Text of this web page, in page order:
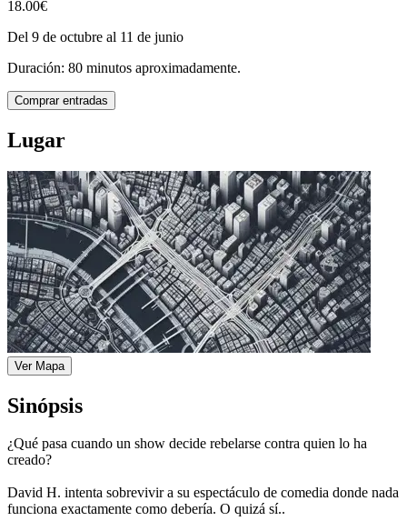
18.00€
Del 9 de octubre al 11 de junio
Duración: 80 minutos aproximadamente.
Comprar entradas
Lugar
Ver Mapa
Sinópsis
¿Qué pasa cuando un show decide rebelarse contra quien lo ha
creado?
David H. intenta sobrevivir a su espectáculo de comedia donde nada
funciona exactamente como debería. O quizá sí..